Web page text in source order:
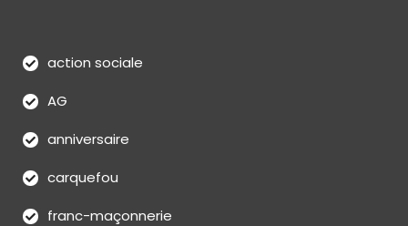
action sociale
AG
anniversaire
carquefou
franc-maçonnerie